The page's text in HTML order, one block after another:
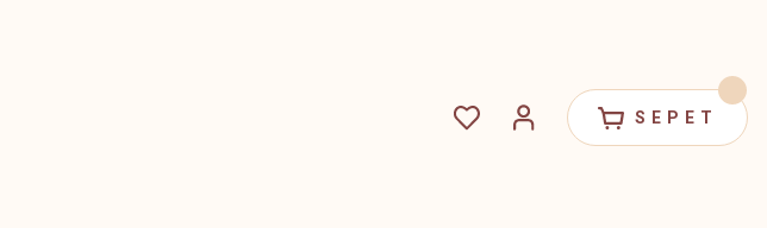
SEPET